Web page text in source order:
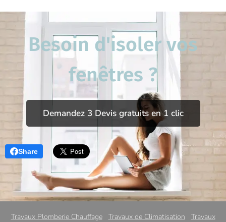
Besoin d'isoler vos
fenêtres ?
Demandez 3 Devis gratuits en 1 clic
Share
Travaux Plomberie Chauffage Travaux de Climatisation
Travaux